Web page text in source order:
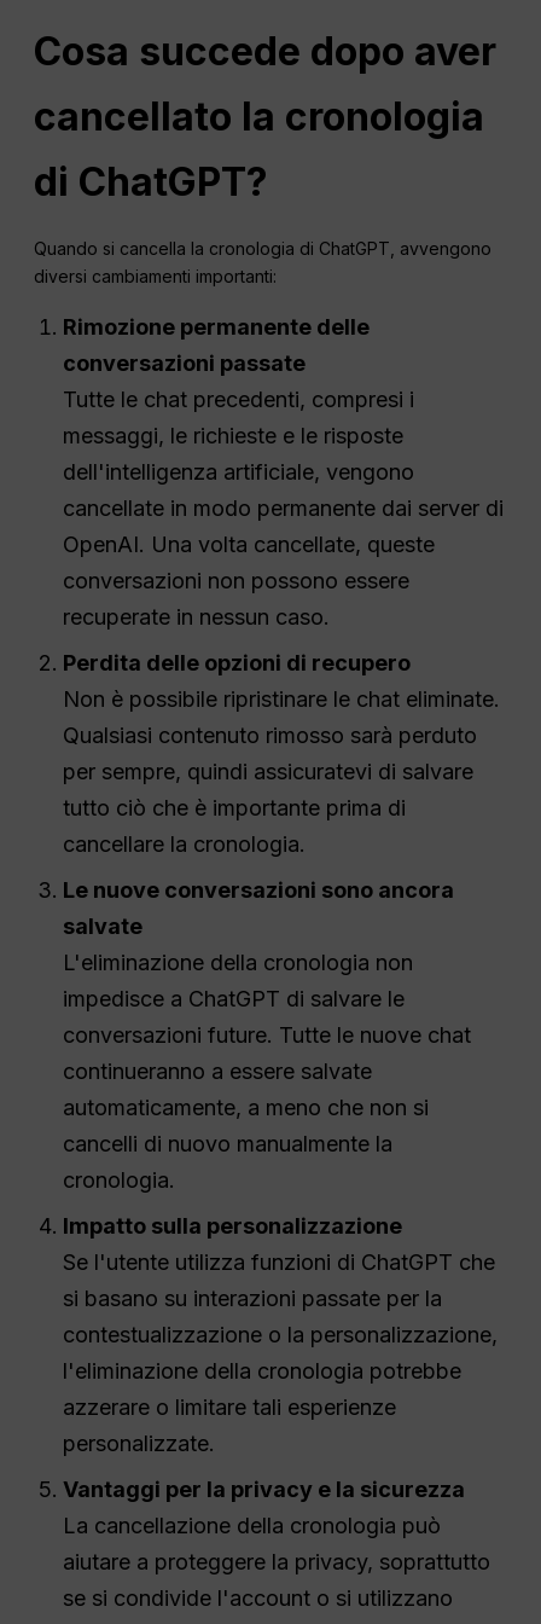
Cosa succede dopo aver
cancellato la cronologia
di ChatGPT?
Quando si cancella la cronologia di ChatGPT, avvengono
diversi cambiamenti importanti:
Rimozione permanente delle
conversazioni passate
Tutte le chat precedenti, compresi i
messaggi, le richieste e le risposte
dell'intelligenza artificiale, vengono
cancellate in modo permanente dai server di
OpenAI. Una volta cancellate, queste
conversazioni non possono essere
recuperate in nessun caso.
Perdita delle opzioni di recupero
Non è possibile ripristinare le chat eliminate.
Qualsiasi contenuto rimosso sarà perduto
per sempre, quindi assicuratevi di salvare
tutto ciò che è importante prima di
cancellare la cronologia.
Le nuove conversazioni sono ancora
salvate
L'eliminazione della cronologia non
impedisce a ChatGPT di salvare le
conversazioni future. Tutte le nuove chat
continueranno a essere salvate
automaticamente, a meno che non si
cancelli di nuovo manualmente la
cronologia.
Impatto sulla personalizzazione
Se l'utente utilizza funzioni di ChatGPT che
si basano su interazioni passate per la
contestualizzazione o la personalizzazione,
l'eliminazione della cronologia potrebbe
azzerare o limitare tali esperienze
personalizzate.
Vantaggi per la privacy e la sicurezza
La cancellazione della cronologia può
aiutare a proteggere la privacy, soprattutto
se si condivide l'account o si utilizzano